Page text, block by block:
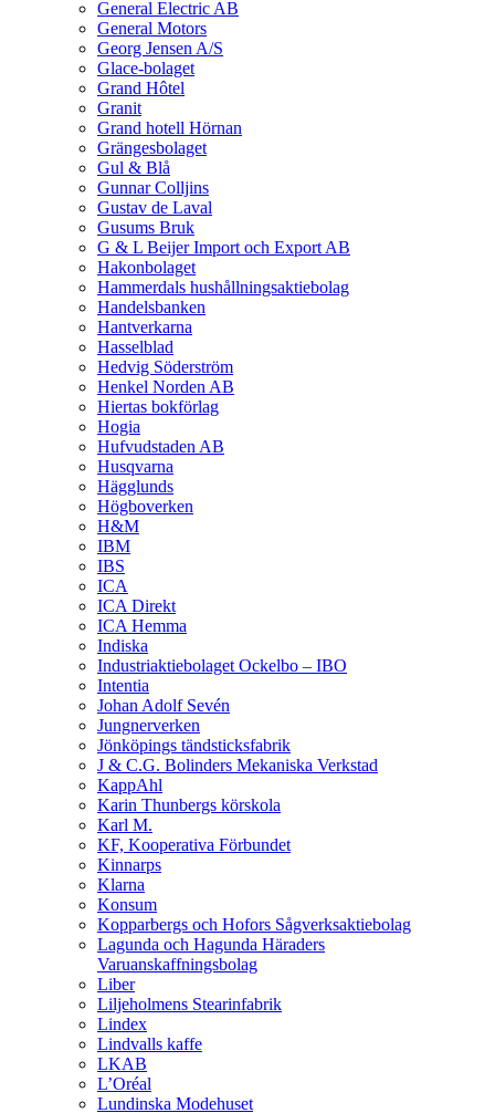
General Electric AB
General Motors
Georg Jensen A/S
Glace-bolaget
Grand Hôtel
Granit
Grand hotell Hörnan
Grängesbolaget
Gul & Blå
Gunnar Colljins
Gustav de Laval
Gusums Bruk
G & L Beijer Import och Export AB
Hakonbolaget
Hammerdals hushållningsaktiebolag
Handelsbanken
Hantverkarna
Hasselblad
Hedvig Söderström
Henkel Norden AB
Hiertas bokförlag
Hogia
Hufvudstaden AB
Husqvarna
Hägglunds
Högboverken
H&M
IBM
IBS
ICA
ICA Direkt
ICA Hemma
Indiska
Industriaktiebolaget Ockelbo – IBO
Intentia
Johan Adolf Sevén
Jungnerverken
Jönköpings tändsticksfabrik
J & C.G. Bolinders Mekaniska Verkstad
KappAhl
Karin Thunbergs körskola
Karl M.
KF, Kooperativa Förbundet
Kinnarps
Klarna
Konsum
Kopparbergs och Hofors Sågverksaktiebolag
Lagunda och Hagunda Häraders
Varuanskaffningsbolag
Liber
Liljeholmens Stearinfabrik
Lindex
Lindvalls kaffe
LKAB
L’Oréal
Lundinska Modehuset